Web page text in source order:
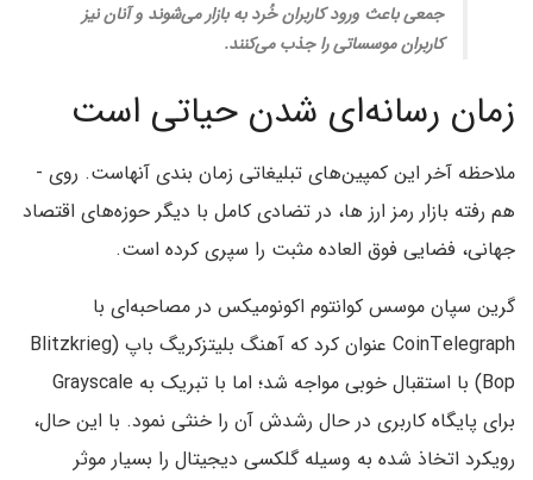
جمعی باعث ورود کاربران خُرد به بازار می­‌شوند و آنان نیز
کاربران موسساتی را جذب می­‌کنند.
زمان رسانه­‌ای شدن حیاتی است
ملاحظه آخر این کمپین­‌های تبلیغاتی زمان­ بندی آنهاست. روی ­
هم­ رفته بازار رمز ارز ها، در تضادی کامل با دیگر حوزه‌­های اقتصاد
جهانی، فضایی فوق ­العاده مثبت را سپری کرده است.
گرین سپان موسس کوانتوم اکونومیکس در مصاحبه‌­ای با
CoinTelegraph عنوان کرد که آهنگ بلیتز­کریگ باپ (Blitzkrieg
Bop) با استقبال خوبی مواجه شد؛ اما با تبریک به Grayscale
برای پایگاه کاربری در حال رشدش آن را خنثی نمود. با این حال،
رویکرد اتخاذ شده به وسیله گلکسی دیجیتال را بسیار موثر